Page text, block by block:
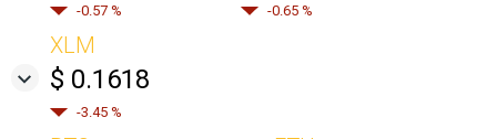
-0.57 % -0.65 %
XLM
$ 0.1618
-3.45 %